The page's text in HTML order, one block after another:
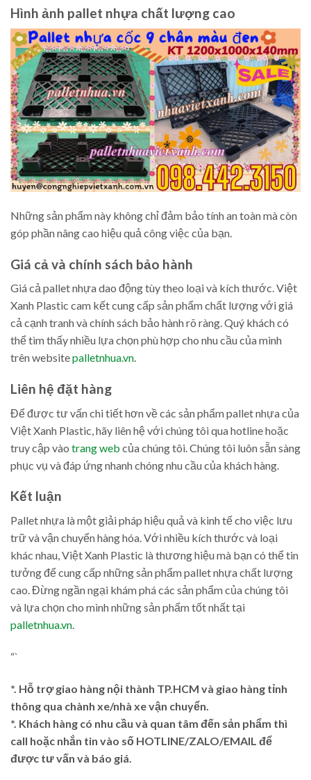
Hình ảnh pallet nhựa chất lượng cao
Những sản phẩm này không chỉ đảm bảo tính an toàn mà còn
góp phần nâng cao hiệu quả công việc của bạn.
Giá cả và chính sách bảo hành
Giá cả pallet nhựa dao động tùy theo loại và kích thước. Việt
Xanh Plastic cam kết cung cấp sản phẩm chất lượng với giá
cả cạnh tranh và chính sách bảo hành rõ ràng. Quý khách có
thể tìm thấy nhiều lựa chọn phù hợp cho nhu cầu của mình
trên websitepalletnhua.vn.
Liên hệ đặt hàng
Để được tư vấn chi tiết hơn về các sản phẩm pallet nhựa của
Việt Xanh Plastic, hãy liên hệ với chúng tôi qua hotline hoặc
truy cập vào trang web của chúng tôi. Chúng tôi luôn sẵn sàng
phục vụ và đáp ứng nhanh chóng nhu cầu của khách hàng.
Kết luận
Pallet nhựa là một giải pháp hiệu quả và kinh tế cho việc lưu
trữ và vận chuyển hàng hóa. Với nhiều kích thước và loại
khác nhau, Việt Xanh Plastic là thương hiệu mà bạn có thể tin
tưởng để cung cấp những sản phẩm pallet nhựa chất lượng
cao. Đừng ngần ngại khám phá các sản phẩm của chúng tôi
và lựa chọn cho mình những sản phẩm tốt nhất tại
palletnhua.vn.
“`
*. Hỗ trợ giao hàng nội thành TP.HCM và giao hàng tỉnh
thông qua chành xe/nhà xe vận chuyển.
*. Khách hàng có nhu cầu và quan tâm đến sản phẩm thì
call hoặc nhắn tin vào số HOTLINE/ZALO/EMAIL để
được tư vấn và báo giá.